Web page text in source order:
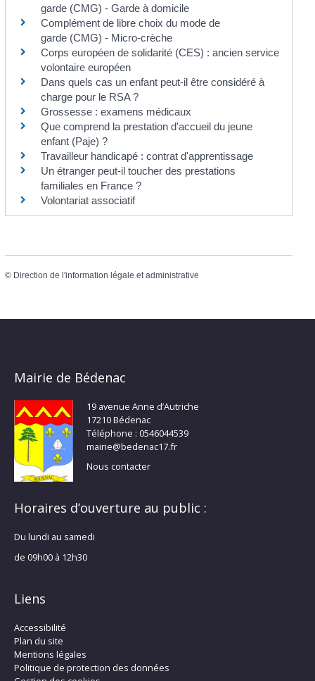
garde (CMG) - Garde à domicile
Complément de libre choix du mode de
garde (CMG) - Micro-crèche
Corps européen de solidarité (CES) : ancien service
volontaire européen
Dans quels cas un enfant peut-il être considéré à
charge pour le RSA ?
Grossesse : examens médicaux
Que comprend la prestation d'accueil du jeune
enfant (Paje) ?
Travailleur handicapé : contrat d'apprentissage
Un étranger peut-il toucher des prestations
familiales en France ?
Volontariat associatif
© Direction de l'information légale et administrative
Mairie de Bédenac
19 avenue Anne d’Autriche
17210 Bédenac
Téléphone : 0546044539
mairie@bedenac17.fr
Nous contacter
Horaires d’ouverture au public :
Du lundi au samedi
de 09h00 à 12h30
Liens
Accessibilité
Plan du site
Mentions légales
Politique de protection des données